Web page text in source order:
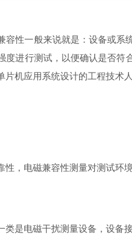
容性一般来说就是：设备或
度进行测试，以便确认是否
片机应用系统设计的工程技术
性，电磁兼容性测量对测试
类是电磁干扰测量设备，设